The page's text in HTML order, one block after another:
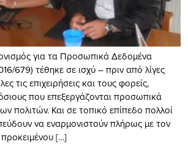
για τα Προσωπικά Δεδομένα
679) τέθηκε σε ισχύ – πριν από λίγες
τις επιχειρήσεις και τους φορείς,
που επεξεργάζονται προσωπικά
πολιτών. Και σε τοπικό επίπεδο πολλοί
να εναρμονιστούν πλήρως με τον
[…]